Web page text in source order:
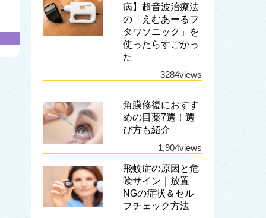
病】超音波治療法
の「えむあーるフ
タワソニック」を
使ったらすごかっ
た
3284views
角膜修復におすす
めの目薬7選！選
び方も紹介
1,904views
飛蚊症の原因と危
険サイン｜放置
NGの症状＆セル
フチェック方法